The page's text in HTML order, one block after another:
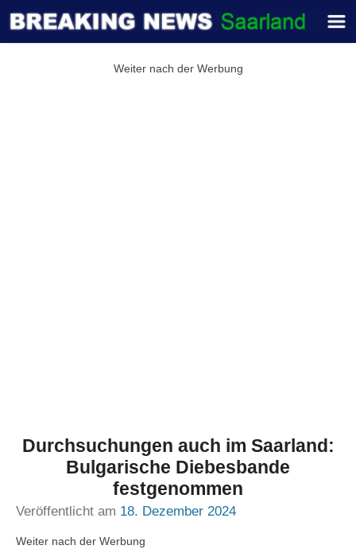
Weiter nach der Werbung
Durchsuchungen auch im Saarland:
Bulgarische Diebesbande
festgenommen
Veröffentlicht am 18. Dezember 2024
Weiter nach der Werbung